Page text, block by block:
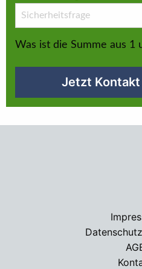
Was ist die Summe aus 1
Jetzt